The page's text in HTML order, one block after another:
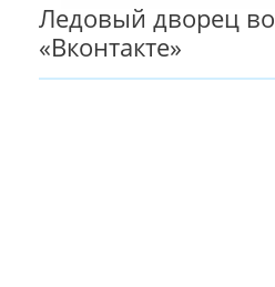
Ледовый дворец во
«Вконтакте»